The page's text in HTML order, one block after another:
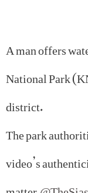
A man offers
National Park
district.
The park
video’s